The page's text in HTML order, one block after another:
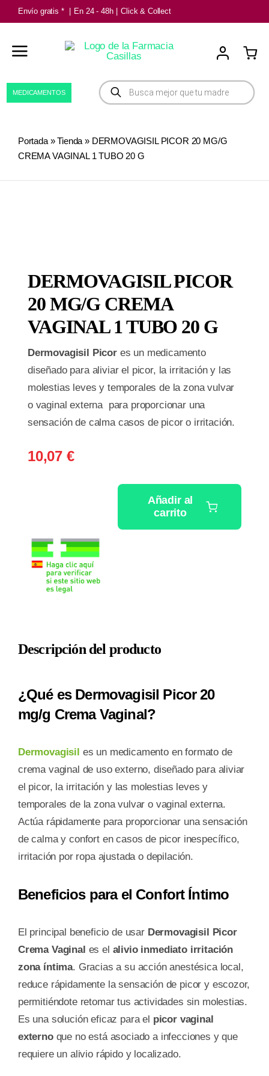
Saltar
al
contenido
Envío gratis * En 24 - 48h Click & Collect
Búsqueda
de
productos
MEDICAMENTOS
Portada»Tienda » DERMOVAGISIL PICOR 20 MG/G
CREMA VAGINAL 1 TUBO 20 G
DERMOVAGISIL PICOR
20 MG/G CREMA
VAGINAL 1 TUBO 20 G
Dermovagisil Picores un medicamento
diseñado para aliviar el picor, la irritación y las
molestias leves y temporales de la zona vulvar
o vaginal externa para proporcionar una
sensación de calma casos de picor o irritación.
10,07 €
20
MG/G
CREMA
20
cantidad
Añadir al
carrito
Descripción del producto
¿Qué es Dermovagisil Picor 20
mg/g Crema Vaginal?
Dermovagisil es un medicamento en formato de
crema vaginal de uso externo, diseñado para aliviar
el picor, la irritación y las molestias leves y
temporales de la zona vulvar o vaginal externa.
Actúa rápidamente para proporcionar una sensación
de calma y confort en casos de picor inespecífico,
irritación por ropa ajustada o depilación.
Beneficios para el Confort Íntimo
El principal beneficio de usar Dermovagisil Picor
Crema Vaginal es el alivio inmediato irritación
zona íntima. Gracias a su acción anestésica local,
reduce rápidamente la sensación de picor y escozor,
permitiéndote retomar tus actividades sin molestias.
Es una solución eficaz para el picor vaginal
externoque no está asociado a infecciones y que
requiere un alivio rápido y localizado.